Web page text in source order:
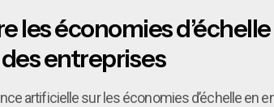
les économies
entreprises
artificielle sur les économies d’échelle en